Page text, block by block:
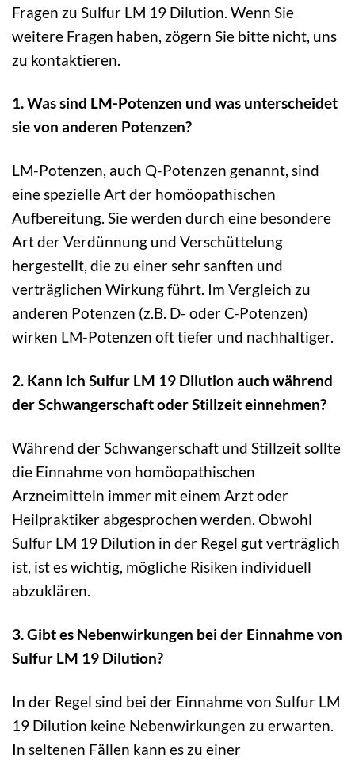
Fragen zu Sulfur LM 19 Dilution. Wenn Sie
weitere Fragen haben, zögern Sie bitte nicht, uns
zu kontaktieren.
1. Was sind LM-Potenzen und was unterscheidet
sie von anderen Potenzen?
LM-Potenzen, auch Q-Potenzen genannt, sind
eine spezielle Art der homöopathischen
Aufbereitung. Sie werden durch eine besondere
Art der Verdünnung und Verschüttelung
hergestellt, die zu einer sehr sanften und
verträglichen Wirkung führt. Im Vergleich zu
anderen Potenzen (z.B. D- oder C-Potenzen)
wirken LM-Potenzen oft tiefer und nachhaltiger.
2. Kann ich Sulfur LM 19 Dilution auch während
der Schwangerschaft oder Stillzeit einnehmen?
Während der Schwangerschaft und Stillzeit sollte
die Einnahme von homöopathischen
Arzneimitteln immer mit einem Arzt oder
Heilpraktiker abgesprochen werden. Obwohl
Sulfur LM 19 Dilution in der Regel gut verträglich
ist, ist es wichtig, mögliche Risiken individuell
abzuklären.
3. Gibt es Nebenwirkungen bei der Einnahme von
Sulfur LM 19 Dilution?
In der Regel sind bei der Einnahme von Sulfur LM
19 Dilution keine Nebenwirkungen zu erwarten.
In seltenen Fällen kann es zu einer